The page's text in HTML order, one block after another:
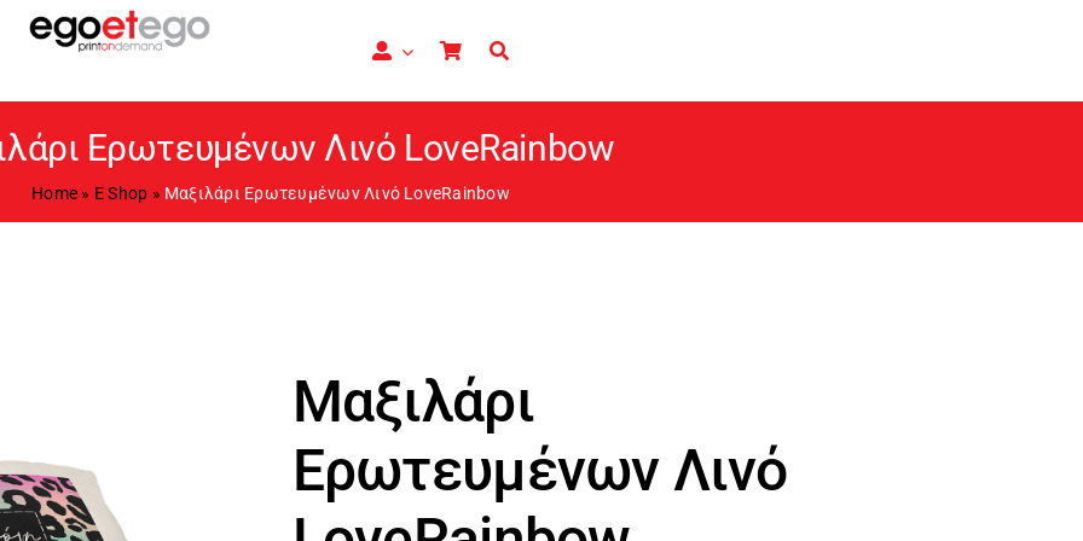
Ερωτευμένων Λινό LoveRainbow
Home » E Shop » Μαξιλάρι Ερωτευμένων Λινό LoveRainbow
Μαξιλάρι
Ερωτευμένων Λινό